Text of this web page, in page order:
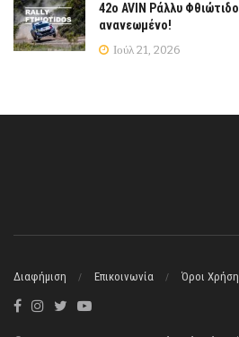
42ο AVIN Ράλλυ
ανανεωμένο!
Ιούλ 21, 2026
Διαφήμιση Επικοινωνία Όροι